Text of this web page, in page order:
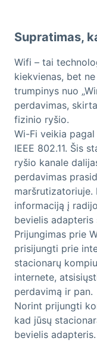
Supratimas,
Wifi – tai
kiekvienas, bet
trumpinys nuo
perdavimas,
fizinio ryšio.
Wi-Fi veikia
IEEE 802.11. Šis
ryšio kanale
perdavimas
maršrutizatoriuje.
informaciją į
bevielis
Prijungimas prie
prisijungti prie
stacionarų
internete,
perdavimą ir pan.
Norint prijungti
kad jūsų
bevielis